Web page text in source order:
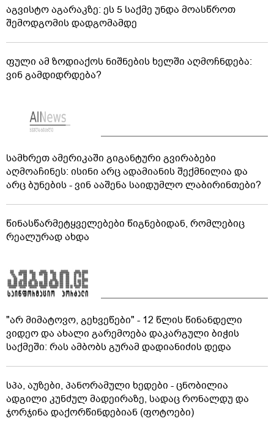
აგვისტო აგარაკზე: ეს 5 საქმე უნდა მოასწროთ
შემოდგომის დადგომამდე
ფული ამ ზოდიაქოს ნიშნების ხელში აღმოჩნდება:
ვინ გამდიდრდება?
სამხრეთ ამერიკაში გიგანტური გვირაბები
აღმოაჩინეს: ისინი არც ადამიანის შექმნილია და
არც ბუნების - ვინ ააშენა საიდუმლო ლაბირინთები?
წინასწარმეტყველებები წიგნებიდან, რომლებიც
რეალურად ახდა
"არ მიმატოვო, გეხვეწები" - 12 წლის წინანდელი
ვიდეო და ახალი გარემოება დაკარგული ბიჭის
საქმეში: რას ამბობს გურამ დადიანიძის დედა
სპა, აუზები, პანორამული ხედები - ცნობილია
ადგილი კუნძულ მადეირაზე, სადაც რონალდუ და
ჯორჯინა დაქორწინდებიან (ფოტოები)